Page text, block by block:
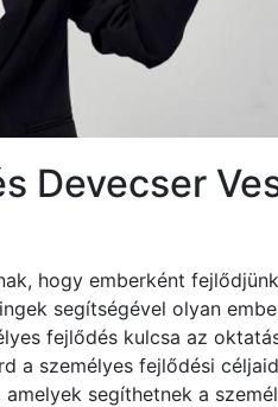
Devecser
hogy emberként
segítségével olyan
fejlődés kulcsa az
a személyes fejlődési
segíthetnek a